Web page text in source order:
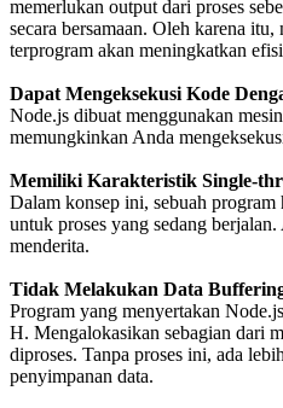
memerlukan output dari proses
secara bersamaan. Oleh karena
terprogram akan meningkatkan
Dapat Mengeksekusi Kode
Node.js dibuat menggunakan
memungkinkan Anda
Memiliki Karakteristik Single-
Dalam konsep ini, sebuah program
untuk proses yang sedang
menderita.
Tidak Melakukan Data
Program yang menyertakan
H. Mengalokasikan sebagian dari
diproses. Tanpa proses ini, ada
penyimpanan data.